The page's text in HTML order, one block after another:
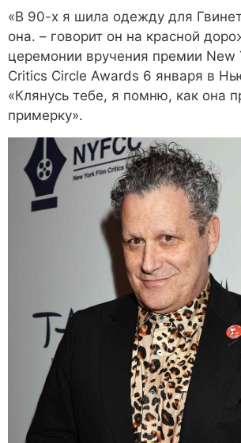
«В 90-х я шила одежду для
она. – говорит он на красной
церемонии вручения премии New
Critics Circle Awards 6 января в
«Клянусь тебе, я помню, как она
примерку».